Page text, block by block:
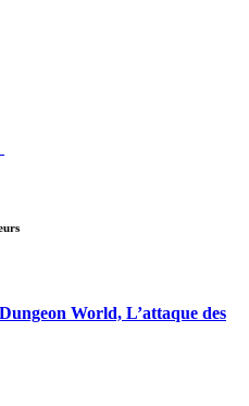
World, L’attaque des